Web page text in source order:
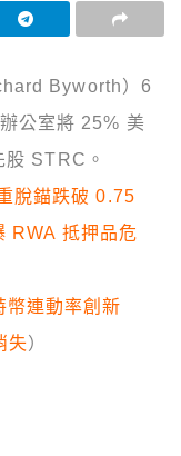
Byworth）6
公室將 25% 美
STRC。
脫錨跌破 0.75
RWA 抵押品危
幣連動率創新
失）